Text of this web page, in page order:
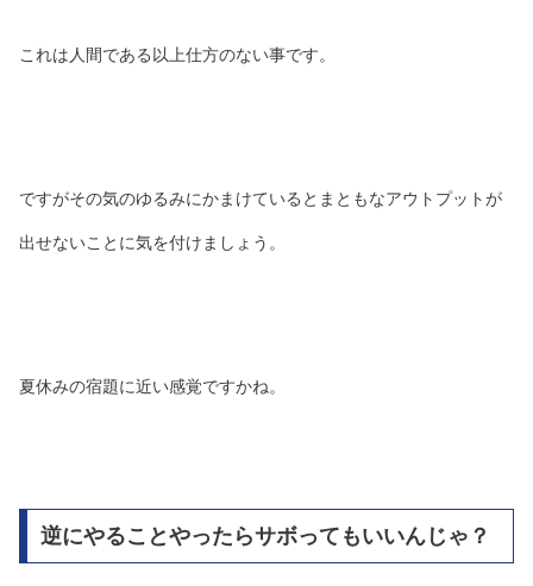
これは人間である以上仕方のない事です。
ですがその気のゆるみにかまけているとまともなアウトプットが
出せないことに気を付けましょう。
夏休みの宿題に近い感覚ですかね。
逆にやることやったらサボってもいいんじゃ？